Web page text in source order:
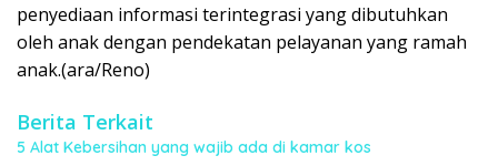
penyediaan informasi terintegrasi yang dibutuhkan
oleh anak dengan pendekatan pelayanan yang ramah
anak.(ara/Reno)
Berita Terkait
5 Alat Kebersihan yang wajib ada di kamar kos